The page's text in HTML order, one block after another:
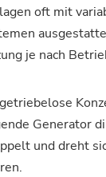
oft mit
je nach
Generator
und dreht